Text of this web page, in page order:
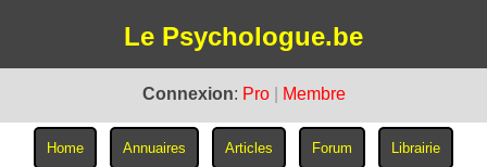
Le Psychologue.be
Connexion: Pro Membre